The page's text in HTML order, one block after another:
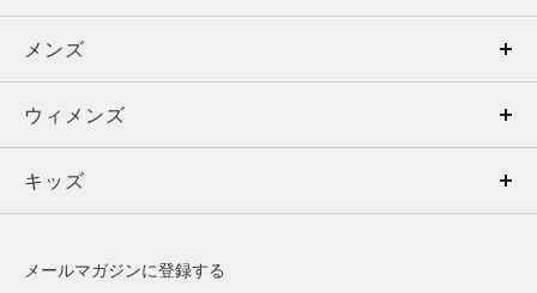
メンズ
ウィメンズ
キッズ
メンズ
トップス
ボトムス
ウィメンズ
トップス
キッズ
メールマガジンに登録する